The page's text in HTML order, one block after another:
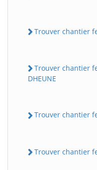
Trouver chantier
Trouver chantier
DHEUNE
Trouver chantier
Trouver chantier